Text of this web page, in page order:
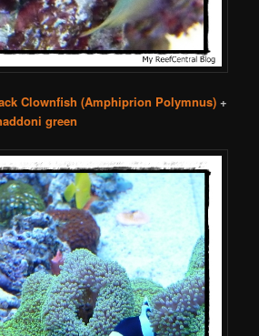
Clownfish (Amphiprion Polymnus)+
green